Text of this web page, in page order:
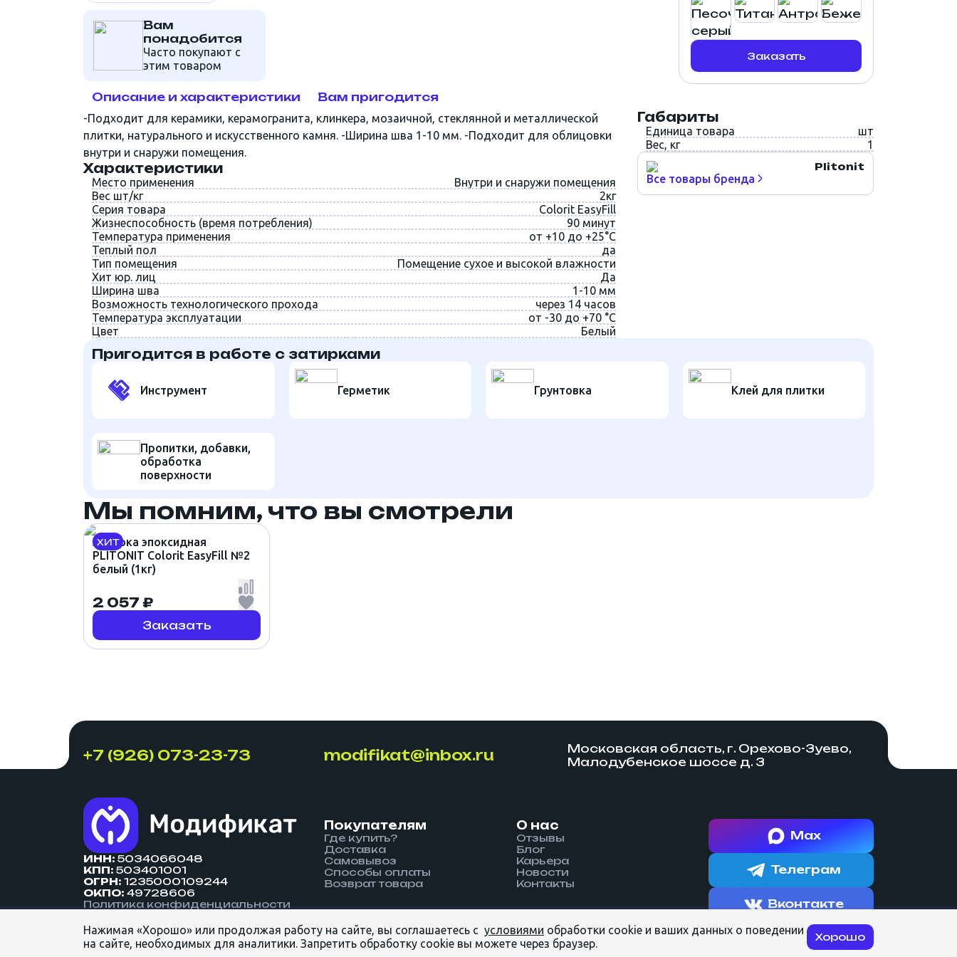
СВП. Крепёж и метизы
Инструмент
Скотч, малярные ленты,
пленка
Вам
понадобится
Часто покупают с
этим товаром
Заказать
Описание и характеристики Вам пригодится
-Подходит для керамики, керамогранита, клинкера, мозаичной, стеклянной и металлической
плитки, натурального и искусственного камня. -Ширина шва 1-10 мм. -Подходит для облицовки
внутри и снаружи помещения.
Характеристики
Место применения
Внутри и снаружи помещения
Вес шт/кг
2кг
Серия товара
Colorit EasyFill
Жизнеспособность (время потребления)
90 минут
Температура применения
от +10 до +25°C
Теплый пол
да
Тип помещения
Помещение сухое и высокой влажности
Хит юр. лиц
Да
Ширина шва
1-10 мм
Возможность технологического прохода
через 14 часов
Температура эксплуатации
от -30 до +70 °С
Цвет
Белый
Габариты
Единица товара
шт
Вес, кг
1
Plitonit
Все товары бренда
Пригодится в работе с затирками
Инструмент Герметик Грунтовка Клей для плитки
Пропитки, добавки,
обработка
поверхности
Мы помним, что вы смотрели
ХИТ
Затирка эпоксидная
PLITONIT Colorit EasyFill №2
белый (1кг)
2 057 ₽
Заказать
+7 (926) 073-23-73 modifikat@inbox.ru
Московская область, г. Орехово-Зуево,
Малодубенское шоссе д. 3
ИНН: 5034066048
КПП: 503401001
ОГРН: 1235000109244
ОКПО: 49728606
Политика конфиденциальности
Покупателям
Где купить?
Доставка
Cамовывоз
Способы оплаты
Возврат товара
О нас
Отзывы
Блог
Карьера
Новости
Контакты
Max
Телеграм
Вконтакте
ОБЩЕСТВО С ОГРАНИЧЕННОЙ ОТВЕТСТВЕННОСТЬЮ «МОДИФИКАТ» © Разработка сайта:
Нажимая «Хорошо» или продолжая работу на сайте, вы соглашаетесь с условиями обработки cookie и ваших данных о поведении
на сайте, необходимых для аналитики. Запретить обработку cookie вы можете через браузер.
Хорошо